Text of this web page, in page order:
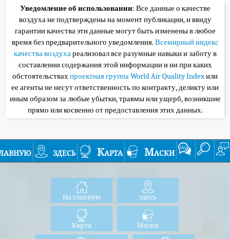
Уведомление об использовании: Все данные о качестве
воздуха не подтверждены на момент публикации, и ввиду
гарантии качества эти данные могут быть изменены в любое
время без предварительного уведомления.Всемирный индекс
качества воздухареализовал все разумные навыки и заботу в
составлении содержания этой информации и ни при каких
обстоятельствахпроектная группа World Air Quality Indexили
ее агенты не несут ответственность по контракту, деликту или
иным образом за любые убытки, травмы или ущерб, возникшие
прямо или косвенно от предоставления этих данных.
здесь Карта Маски
На главную здесь
Карта Маски